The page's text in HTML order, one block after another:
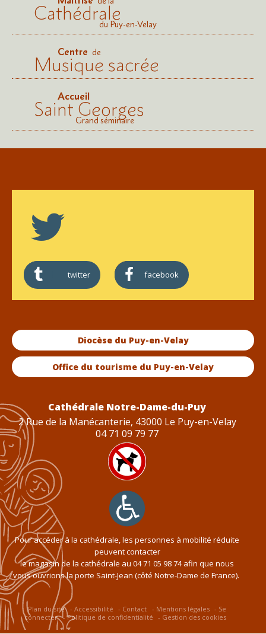
Cathédraledu Puy-en-Velay
Centre de
Musique sacrée
Accueil
Saint Georges
Grand séminaire
twitter facebook
Diocèse du Puy-en-Velay
Office du tourisme du Puy-en-Velay
Cathédrale Notre-Dame-du-Puy
2 Rue de la Manécanterie, 43000 Le Puy-en-Velay
04 71 09 79 77
Pour accéder à la cathédrale, les personnes à mobilité réduite
peuvent contacter
le magasin de la cathédrale au 04 71 05 98 74afin que nous
vous ouvrions la porte Saint-Jean (côté Notre-Dame de France).
Plan du site Accessibilité Contact Mentions légales
Se
connecter
Politique de confidentialité Gestion des cookies